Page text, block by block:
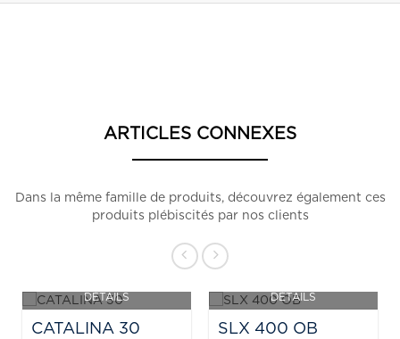
ARTICLES CONNEXES
Dans la même famille de produits, découvrez également ces
produits plébiscités par nos clients
DÉTAILS
PRIX SUR DEMANDE
CATALINA 30
DÉTAILS
PRIX SUR DEMANDE
SLX 400 OB